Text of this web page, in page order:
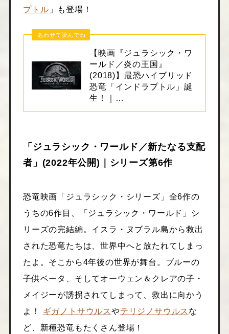
プトル 」も登場！
あわせて読んでね
【映画『ジュラシック・ワ
ールド／炎の王国』
(2018)】最恐ハイブリッド
恐竜「インドラプトル」誕
生！｜…
「ジュラシック・ワールド／新たなる支配
者」(2022年公開)｜シリーズ第6作
恐竜映画「ジュラシック・シリーズ」全6作の
うちの6作目、「ジュラシック・ワールド」シ
リーズの完結編。イスラ・ヌブラル島から救出
された恐竜たちは、世界中へと放たれてしまっ
たよ。そこから4年後の世界が舞台。ブルーの
子供ベータ、そしてオーウェン＆クレアの子・
メイジーが誘拐されてしまって、救出に向かう
よ！ ギガノトサウルスやテリジノサウルス な
ど、新種恐竜もたくさん登場！